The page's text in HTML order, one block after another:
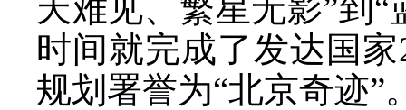
天难见、繁星无影”到
时间就完成了发达国
规划署誉为“北京奇迹”